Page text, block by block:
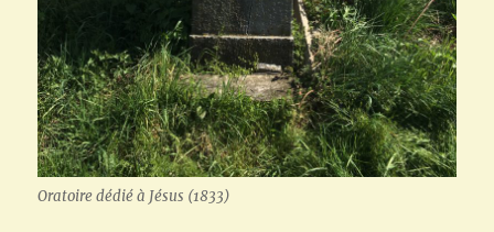
Oratoire dédié à Jésus (1833)